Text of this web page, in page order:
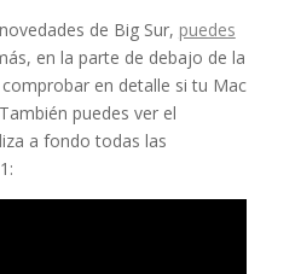
de Big Sur, puedes
en la parte de debajo de la
en detalle si tu Mac
puedes ver el
a fondo todas las